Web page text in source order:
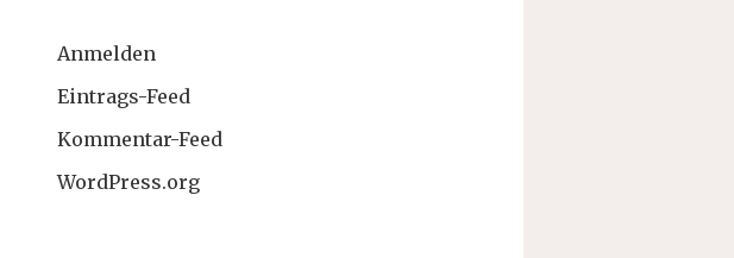
Anmelden
Eintrags-Feed
Kommentar-Feed
WordPress.org